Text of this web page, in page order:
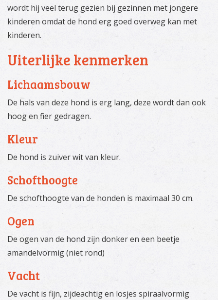
wordt hij veel terug gezien bij gezinnen met jongere
kinderen omdat de hond erg goed overweg kan met
kinderen.
Uiterlijke kenmerken
Lichaamsbouw
De hals van deze hond is erg lang, deze wordt dan ook
hoog en fier gedragen.
Kleur
De hond is zuiver wit van kleur.
Schofthoogte
De schofthoogte van de honden is maximaal 30 cm.
Ogen
De ogen van de hond zijn donker en een beetje
amandelvormig (niet rond)
Vacht
De vacht is fijn, zijdeachtig en losjes spiraalvormig